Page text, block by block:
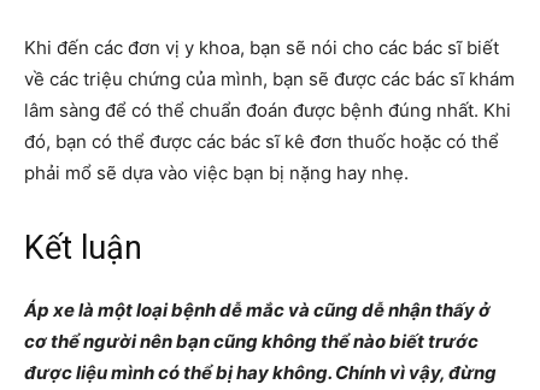
Khi đến các đơn vị y khoa, bạn sẽ nói cho các bác sĩ biết
về các triệu chứng của mình, bạn sẽ được các bác sĩ khám
lâm sàng để có thể chuẩn đoán được bệnh đúng nhất. Khi
đó, bạn có thể được các bác sĩ kê đơn thuốc hoặc có thể
phải mổ sẽ dựa vào việc bạn bị nặng hay nhẹ.
Kết luận
Áp xe là một loại bệnh dễ mắc và cũng dễ nhận thấy ở
cơ thể người nên bạn cũng không thể nào biết trước
được liệu mình có thể bị hay không. Chính vì vậy, đừng